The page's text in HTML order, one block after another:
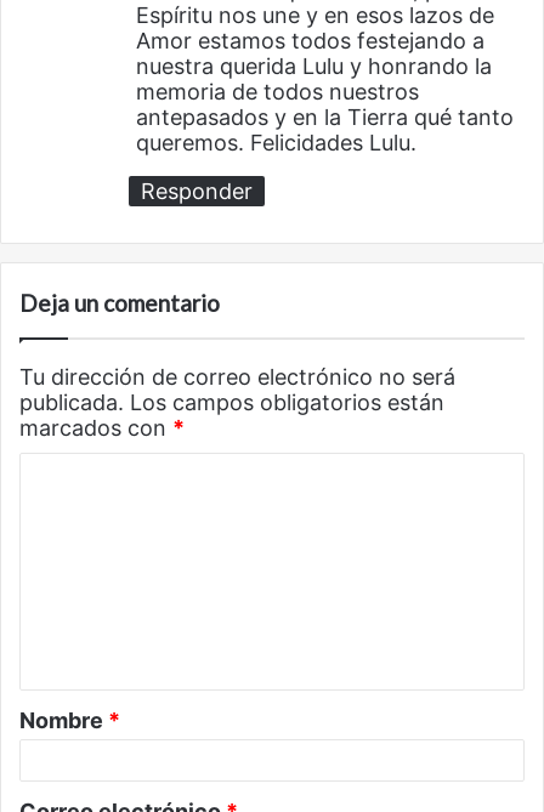
Espíritu nos une y en esos lazos de
Amor estamos todos festejando a
nuestra querida Lulu y honrando la
memoria de todos nuestros
antepasados y en la Tierra qué tanto
queremos. Felicidades Lulu.
Responder
Deja un comentario
Tu dirección de correo electrónico no será
publicada. Los campos obligatorios están
marcados con *
a
r
o
Nombre *